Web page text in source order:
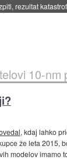
uporabo::
10-nm
, kdaj lahko
že leta 2015,
modelov imamo